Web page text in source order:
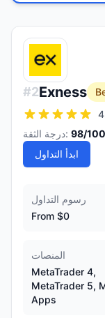
#2Exness
درجة الثقة: 98/100
ابدأ التداول
رسوم التداول
From $0
المنصات
MetaTrader 4,
MetaTrader 5,
Apps